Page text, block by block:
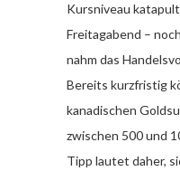
Kursniveau
Freitagabend –
nahm das
Bereits kurzfristig
kanadischen
zwischen 500 und
Tipp lautet daher,